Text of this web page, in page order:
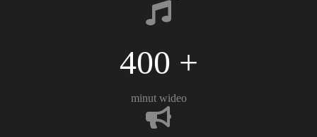
400 +
minut wideo